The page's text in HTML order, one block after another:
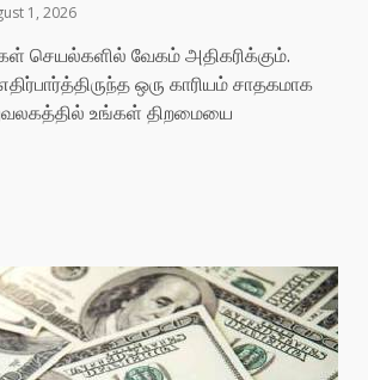
1, 2026
செயல்களில் வேகம் அதிகரிக்கும்.
ஒரு காரியம் சாதகமாக
உங்கள் திறமையை